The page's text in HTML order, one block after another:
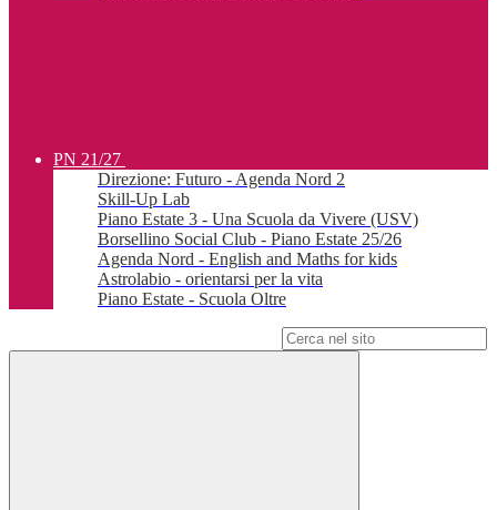
PN 21/27
Direzione: Futuro - Agenda Nord 2
Skill-Up Lab
Piano Estate 3 - Una Scuola da Vivere (USV)
Borsellino Social Club - Piano Estate 25/26
Agenda Nord - English and Maths for kids
Astrolabio - orientarsi per la vita
Piano Estate - Scuola Oltre